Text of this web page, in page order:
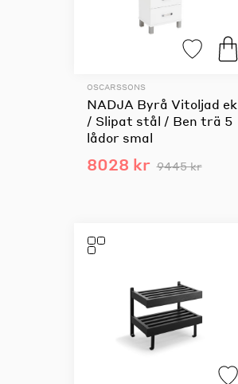
OSCARSSONS
NADJA Byrå Vitoljad ek
/ Slipat stål / Ben trä 5
lådor smal
8028 kr 9445 kr